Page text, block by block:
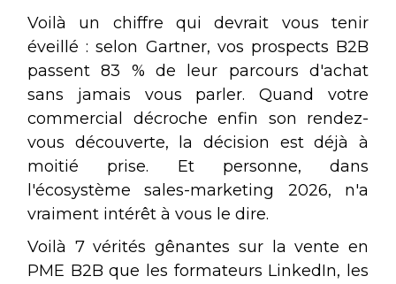
Voilà un chiffre qui devrait vous tenir
éveillé : selon Gartner, vos prospects B2B
passent 83 % de leur parcours d'achat
sans jamais vous parler. Quand votre
commercial décroche enfin son rendez-
vous découverte, la décision est déjà à
moitié prise. Et personne, dans
l'écosystème sales-marketing 2026, n'a
vraiment intérêt à vous le dire.
Voilà 7 vérités gênantes sur la vente en
PME B2B que les formateurs LinkedIn, les